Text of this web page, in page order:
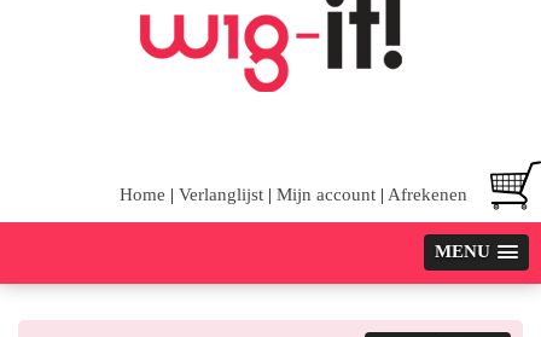
Home | Verlanglijst | Mijn account | Afrekenen
MENU